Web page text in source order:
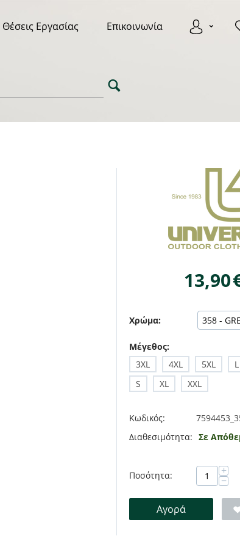
Θέσεις Εργασίας Επικοινωνία
13,90
Χρώμα:
Μέγεθος:
3XL
4XL 5XL L
S
XL XXL
Κωδικός:
Διαθεσιμότητα: Σε
Ποσότητα: +
−
Αγορά